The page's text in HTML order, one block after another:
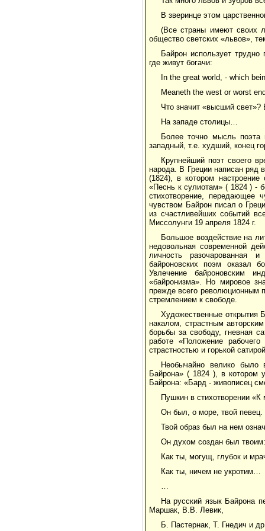
В зверинце этом
(Все страны имеют своих
общество светских «львов»,
Байрон использует
где живут богачи:
In the great world, - which
Meaneth the west or worst
Что значит «высший
На западе столицы…
Более точно мысль поэта
западный, т.е. худший, конец
Крупнейший поэт своего
народа. В Греции написан ряд
(1824), в котором
«Песнь к сулиотам» ( 1824 ) -
стихотворение, передающее
чувством Байрон писал о
из счастливейших событий
Миссолунги 19 апреля 1824 г.
Большое воздействие на
недовольная современной
личность разочарованная
байроновских поэм оказал
Увлечение байроновским
«байронизма». Но мировое
прежде всего революционным
стремлением к свободе.
Художественные открытия
накалом, страстным
борьбы за свободу, гневная
работе «Положение
страстностью и горькой
Необычайно велико было
Байрона» ( 1824 ), в котором
Байрона: «Бард - живописец
Пушкин в стихотворении
Он был, о море, твой певец.
Твой образ был на нем
Он духом создан был твоим:
Как ты, могущ, глубок и
Как ты, ничем не укротим…
…
На русский язык
Маршак, В.В. Левик,
Б. Пастернак, Т. Гнедич и